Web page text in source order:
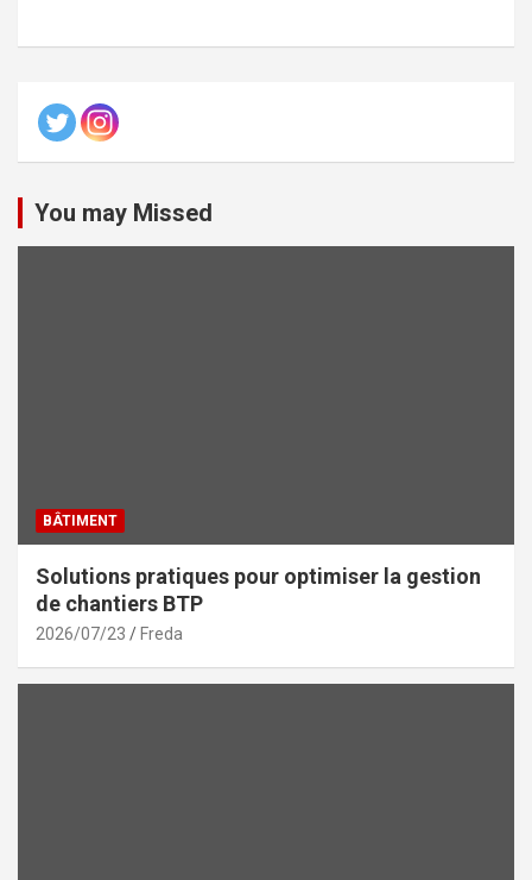
You may Missed
BÂTIMENT
Solutions pratiques pour optimiser la gestion
de chantiers BTP
2026/07/23 Freda